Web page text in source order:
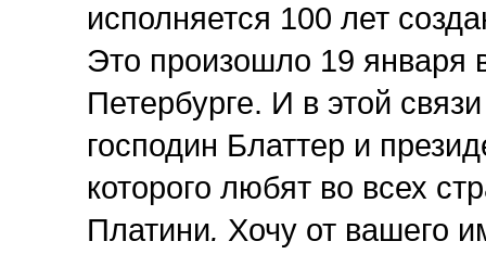
исполняется 100 лет
Это произошло 19 января
Петербурге. И в этой
господин Блаттер и
которого любят во всех
Платини. Хочу от вашего